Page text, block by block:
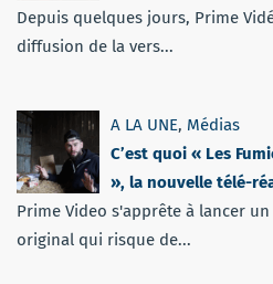
Depuis quelques jours, Prime
diffusion de la vers...
A LA UNE, Médias
C’est quoi « Les
», la nouvelle télé-
Prime Video s'apprête à lancer
original qui risque de...